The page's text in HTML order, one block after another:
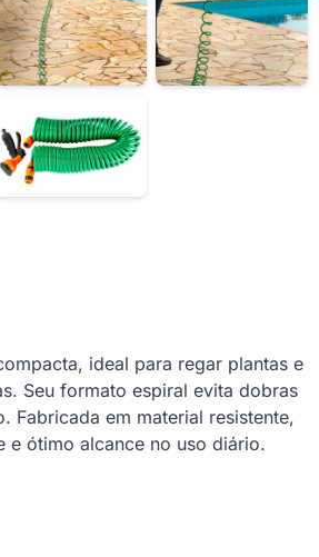
ideal para regar plantas e
Seu formato espiral evita dobras
Fabricada em material resistente,
e ótimo alcance no uso diário.